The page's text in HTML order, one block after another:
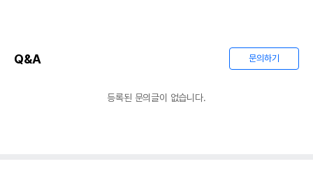
Q&A 문의하기
등록된 문의글이 없습니다.